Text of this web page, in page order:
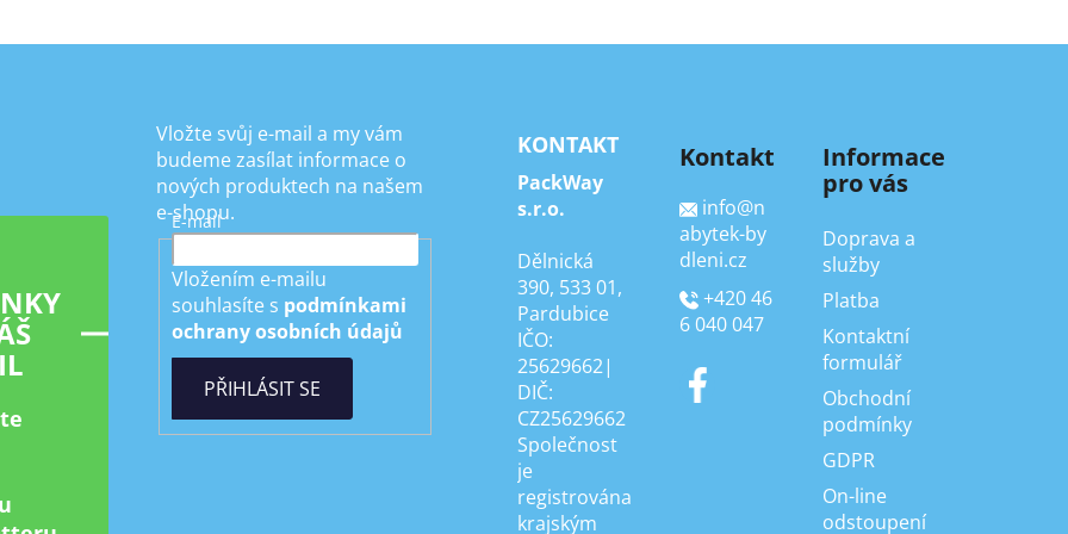
Vložte svůj e-mail a my vám
budeme zasílat informace o
nových produktech na našem
e-shopu.
E-mail
Vložením e-mailu
souhlasíte s podmínkami
ochrany osobních údajů
PŘIHLÁSIT SE
KONTAKT
PackWay
s.r.o.
Dělnická
390, 533 01,
Pardubice
IČO:
25629662|
DIČ:
CZ25629662
Společnost
je
registrována
krajským
Kontakt
info@n
abytek-by
dleni.cz
+420 46
6 040 047
Informace
pro vás
Doprava a
služby
Platba
Kontaktní
formulář
Obchodní
podmínky
GDPR
On-line
odstoupení